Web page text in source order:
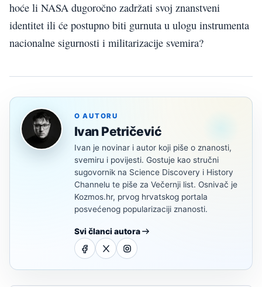
hoće li NASA dugoročno zadržati svoj znanstveni
identitet ili će postupno biti gurnuta u ulogu instrumenta
nacionalne sigurnosti i militarizacije svemira?
O AUTORU
Ivan Petričević
Ivan je novinar i autor koji piše o znanosti,
svemiru i povijesti. Gostuje kao stručni
sugovornik na Science Discovery i History
Channelu te piše za Večernji list. Osnivač je
Kozmos.hr, prvog hrvatskog portala
posvećenog popularizaciji znanosti.
Svi članci autora